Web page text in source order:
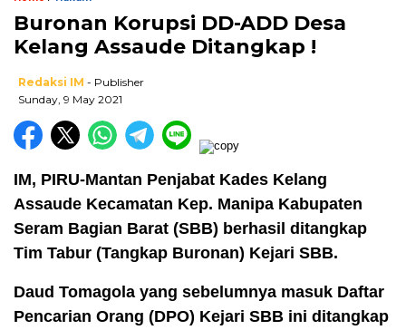
Buronan Korupsi DD-ADD Desa
Kelang Assaude Ditangkap !
Redaksi IM - Publisher
Sunday, 9 May 2021
IM, PIRU-Mantan Penjabat Kades Kelang
Assaude Kecamatan Kep. Manipa Kabupaten
Seram Bagian Barat (SBB) berhasil ditangkap
Tim Tabur (Tangkap Buronan) Kejari SBB.
Daud Tomagola yang sebelumnya masuk Daftar
Pencarian Orang (DPO) Kejari SBB ini ditangkap